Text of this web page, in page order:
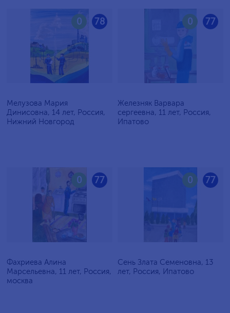
78
0
Мелузова Мария
Динисовна, 14 лет, Россия,
Нижний Новгород
77
0
Железняк Варвара
сергеевна, 11 лет, Россия,
Ипатово
77
0
Фахриева Алина
Марсельевна, 11 лет, Россия,
москва
77
0
Сень Злата Семеновна, 13
лет, Россия, Ипатово